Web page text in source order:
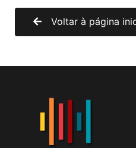
Voltar à página